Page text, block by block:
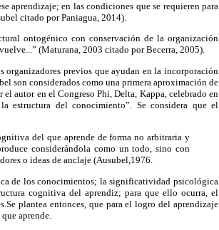
aprendizaje; en las condiciones que se requieren para
citado por Paniagua, 2014).
ontogénico con conservación de la organización
(Maturana, 2003 citado por Becerra, 2005).
previos que ayudan en la incorporación
son considerados como una primera aproximación de
autor en el Congreso Phi, Delta, Kappa, celebrado en
estructura del conocimiento”. Se considera que el
del que aprende de forma no arbitraria y
considerándola como un todo, sino con
o ideas de anclaje (Ausubel,1976.
de los conocimientos; la significatividad psicológica
cognitiva del aprendiz; para que ello ocurra, el
plantea entonces, que para el logro del aprendizaje
aprende.